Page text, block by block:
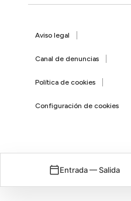
Entrada — Salida
Aviso legal
Canal de denuncias
Política de cookies
Configuración de cookies